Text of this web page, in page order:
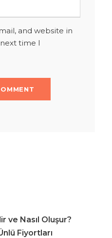
and website in
time I
ve Nasıl Oluşur?
Fiyortları